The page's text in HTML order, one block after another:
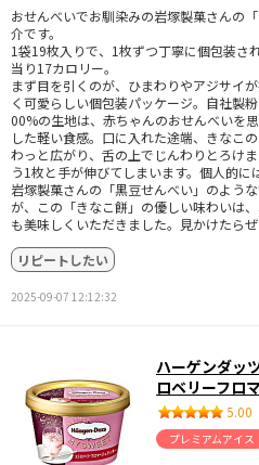
おせんべいでお馴染みの岩塚製菓さんの
介です。
1袋19枚入りで、1枚ずつ丁寧に個包装さ
当り17カロリー。
まず目を引くのが、ひまわりやアジサイ
く可愛らしい個包装パッケージ。自社製
00%の生地は、赤ちゃんのおせんべいを
した軽い食感。口に入れた途端、きなこ
わっと広がり、舌の上でじんわりとろけ
う1枚と手が伸びてしまいます。個人的に
岩塚製菓さんの「黒豆せんべい」のよう
が、この「きなこ餅」の優しい味わいは
も美味しくいただきました。見かけたらぜ
リピートしたい
2025-09-07 12:12:32
ハーゲンダッ
ロベリーフロ
5.00
プレミアムアイス